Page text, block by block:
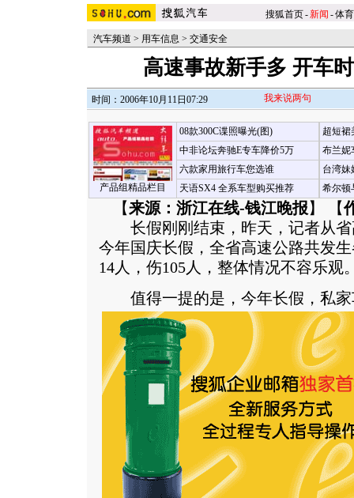
搜狐首页-新闻 -体育
汽车频道 > 用车信息 > 交通安全
高速事故新手多 开车
时间：2006年10月11日07:29 我来说两句
产品组精品栏目
08款300C谍照曝光(图)
中非论坛奔驰E专车降价5万
六款家用旅行车您选谁
天语SX4 全系车型购买推荐
超短裙
布兰妮
台湾妹
希尔顿
【来源：浙江在线-钱江晚报 】 【
长假刚刚结束，昨天，记者从省
今年国庆长假，全省高速公路共发
14人，伤105人，整体情况不容乐观
值得一提的是，今年长假，私家